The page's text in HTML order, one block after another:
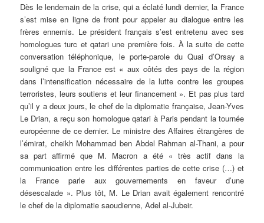
Dès le lendemain de la crise, qui a éclaté lundi dernier, la France
s’est mise en ligne de front pour appeler au dialogue entre les
frères ennemis. Le président français s’est entretenu avec ses
homologues turc et qatari une première fois. À la suite de cette
conversation téléphonique, le porte-parole du Quai d’Orsay a
souligné que la France est « aux côtés des pays de la région
dans l’intensification nécessaire de la lutte contre les groupes
terroristes, leurs soutiens et leur financement ». Et pas plus tard
qu’il y a deux jours, le chef de la diplomatie française, Jean-Yves
Le Drian, a reçu son homologue qatari à Paris pendant la tournée
européenne de ce dernier. Le ministre des Affaires étrangères de
l’émirat, cheikh Mohammad ben Abdel Rahman al-Thani, a pour
sa part affirmé que M. Macron a été « très actif dans la
communication entre les différentes parties de cette crise (…) et
la France parle aux gouvernements en faveur d’une
désescalade ». Plus tôt, M. Le Drian avait également rencontré
le chef de la diplomatie saoudienne, Adel al-Jubeir.